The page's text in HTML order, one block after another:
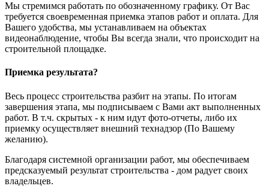
Мы стремимся работать по обозначенному графику. От Вас
требуется своевременная приемка этапов работ и оплата. Для
Вашего удобства, мы устанавливаем на объектах
видеонаблюдение, чтобы Вы всегда знали, что происходит на
строительной площадке.
Приемка результата?
Весь процесс строительства разбит на этапы. По итогам
завершения этапа, мы подписываем с Вами акт выполненных
работ. В т.ч. скрытых - к ним идут фото-отчеты, либо их
приемку осуществляет внешний технадзор (По Вашему
желанию).
Благодаря системной организации работ, мы обеспечиваем
предсказуемый результат строительства - дом радует своих
владельцев.